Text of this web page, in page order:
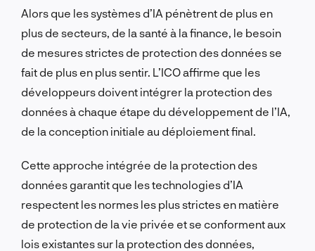
Alors que les systèmes d’IA pénètrent de plus en
plus de secteurs, de la santé à la finance, le besoin
de mesures strictes de protection des données se
fait de plus en plus sentir. L’ICO affirme que les
développeurs doivent intégrer la protection des
données à chaque étape du développement de l’IA,
de la conception initiale au déploiement final.
Cette approche intégrée de la protection des
données garantit que les technologies d’IA
respectent les normes les plus strictes en matière
de protection de la vie privée et se conforment aux
lois existantes sur la protection des données,